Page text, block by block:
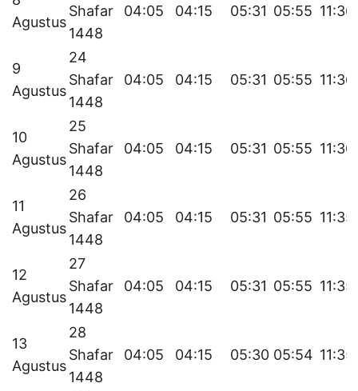
Agustus
Shafar
1448
04:05 04:15 05:31 05:55 11:36
9
Agustus
24
Shafar
1448
04:05 04:15 05:31 05:55 11:36
10
Agustus
25
Shafar
1448
04:05 04:15 05:31 05:55 11:36
11
Agustus
26
Shafar
1448
04:05 04:15 05:31 05:55 11:35
12
Agustus
27
Shafar
1448
04:05 04:15 05:31 05:55 11:35
13
Agustus
28
Shafar
1448
04:05 04:15 05:30 05:54 11:35